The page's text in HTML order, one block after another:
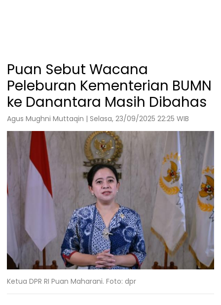
Puan Sebut Wacana
Peleburan Kementerian BUMN
ke Danantara Masih Dibahas
Agus Mughni Muttaqin | Selasa, 23/09/2025 22:25 WIB
Ketua DPR RI Puan Maharani. Foto: dpr